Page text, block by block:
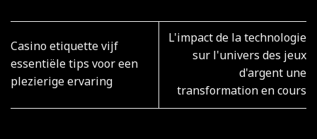
Casino etiquette vijf
essentiële tips voor een
plezierige ervaring
L'impact de la technologie
sur l'univers des jeux
d'argent une
transformation en cours